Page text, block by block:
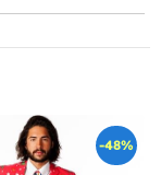
-48%